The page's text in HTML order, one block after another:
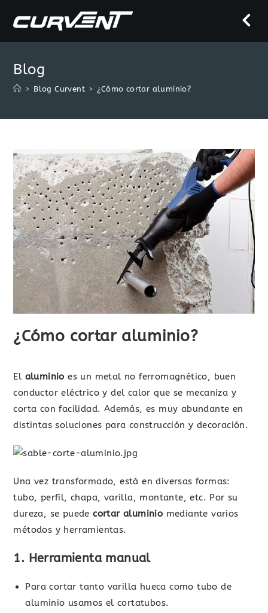
Blog
> Blog Curvent > ¿Cómo cortar aluminio?
¿Cómo cortar aluminio?
El aluminio es un metal no ferromagnético, buen
conductor eléctrico y del calor que se mecaniza y
corta con facilidad. Además, es muy abundante en
distintas soluciones para construcción y decoración.
Una vez transformado, está en diversas formas:
tubo, perfil, chapa, varilla, montante, etc. Por su
dureza, se puedecortar aluminio mediante varios
métodos y herramientas.
1. Herramienta manual
Para cortar tanto varilla hueca como tubo de
aluminio usamos el cortatubos.